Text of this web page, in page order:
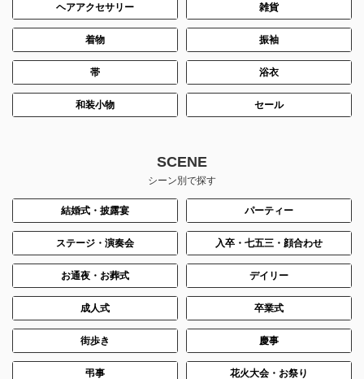
ヘアアクセサリー 雑貨
着物 振袖
帯 浴衣
和装小物 セール
SCENE
シーン別で探す
結婚式・披露宴 パーティー
ステージ・演奏会 入卒・七五三・顔合わせ
お通夜・お葬式 デイリー
成人式 卒業式
街歩き 慶事
弔事 花火大会・お祭り